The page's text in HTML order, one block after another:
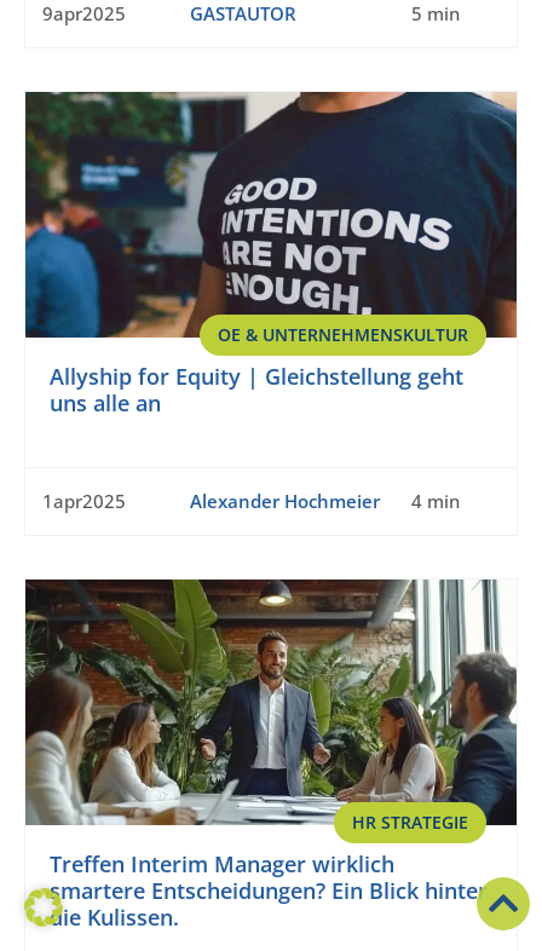
9apr2025 GASTAUTOR 5 min
OE & UNTERNEHMENSKULTUR
Allyship for Equity | Gleichstellung geht
uns alle an
1apr2025 Alexander Hochmeier 4 min
HR STRATEGIE
Treffen Interim Manager wirklich
smartere Entscheidungen? Ein Blick hinter
die Kulissen.